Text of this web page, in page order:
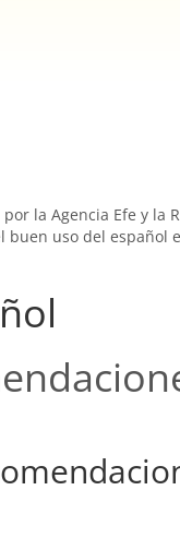
la Agencia Efe y la
buen uso del español